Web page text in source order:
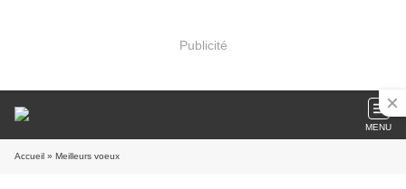
Publicité
MENU
Accueil » Meilleurs voeux